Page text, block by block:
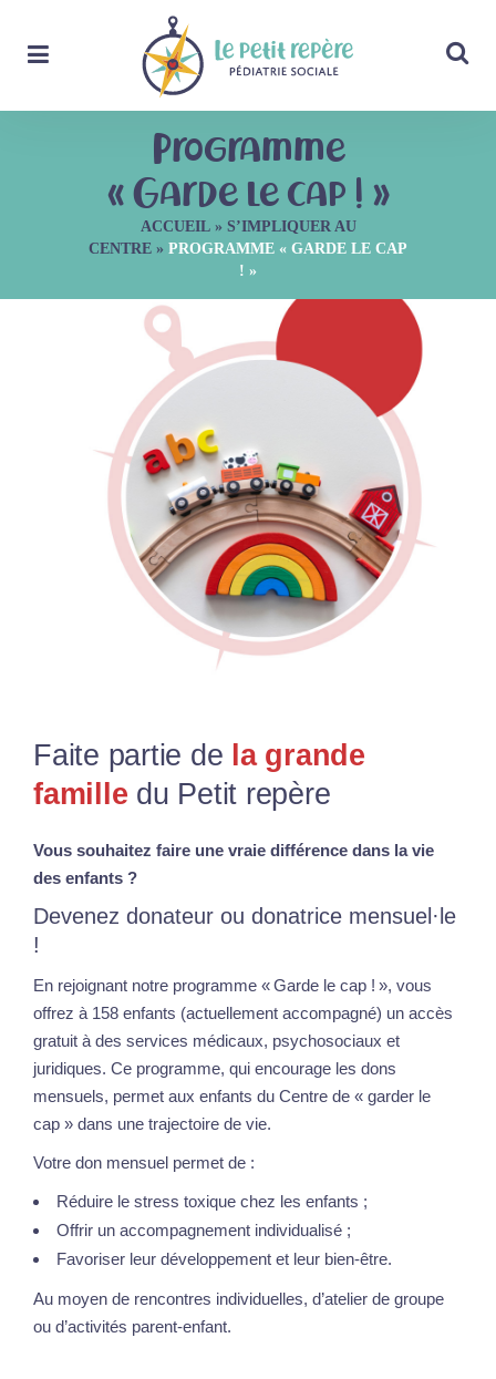
Programme
« Garde le cap ! »
ACCUEIL» S’IMPLIQUER AU
CENTRE » PROGRAMME « GARDE LE CAP
! »
Faite partie de la grande
famille du Petit repère
Vous souhaitez faire une vraie différence dans la vie
des enfants ?
Devenez donateur ou donatrice mensuel·le
!
En rejoignant notre programme « Garde le cap ! », vous
offrez à 158 enfants (actuellement accompagné) un accès
gratuit à des services médicaux, psychosociaux et
juridiques. Ce programme, qui encourage les dons
mensuels, permet aux enfants du Centre de « garder le
cap » dans une trajectoire de vie.
Votre don mensuel permet de :
Réduire le stress toxique chez les enfants ;
Offrir un accompagnement individualisé ;
Favoriser leur développement et leur bien-être.
Au moyen de rencontres individuelles, d’atelier de groupe
ou d’activités parent-enfant.